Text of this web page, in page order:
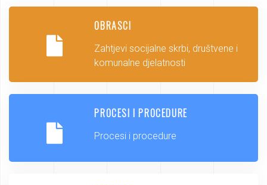
OBRASCI
Zahtjevi socijalne skrbi, društvene i
komunalne djelatnosti
PROCESI I PROCEDURE
Procesi i procedure